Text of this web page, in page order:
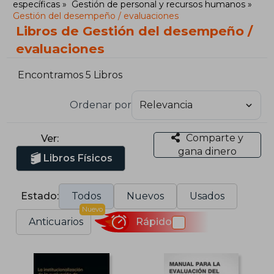
específicas
Gestión de personal y recursos humanos
Gestión del desempeño / evaluaciones
Libros de Gestión del desempeño /
evaluaciones
Encontramos 5 Libros
Ordenar por
Ver:
Libros Físicos
Comparte y
gana dinero
Estado: Todos Nuevos Usados
Anticuarios
Nuevo
Rápido